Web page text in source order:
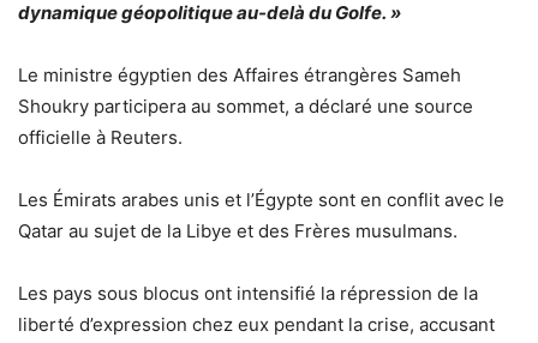
dynamique géopolitique au-delà du Golfe. »
Le ministre égyptien des Affaires étrangères Sameh
Shoukry participera au sommet, a déclaré une source
officielle à Reuters.
Les Émirats arabes unis et l’Égypte sont en conflit avec le
Qatar au sujet de la Libye et des Frères musulmans.
Les pays sous blocus ont intensifié la répression de la
liberté d’expression chez eux pendant la crise, accusant